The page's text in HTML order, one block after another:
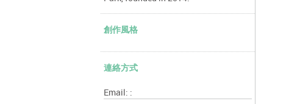
創作風格
連絡方式
Email: :